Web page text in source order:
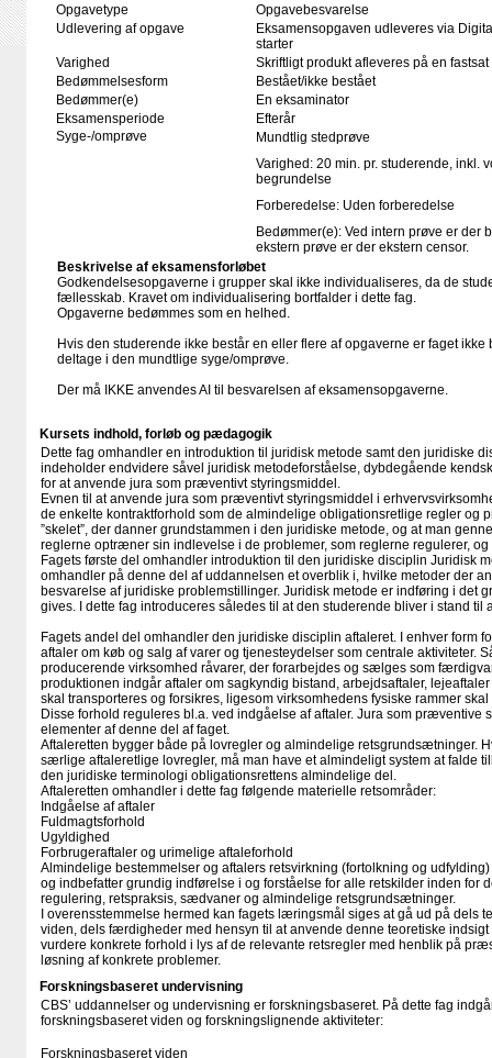
Opgavetype
Opgavebesvarelse
Udlevering af opgave
Eksamensopgaven udleveres via
starter
Varighed
Skriftligt produkt afleveres på en
Bedømmelsesform
Bestået/ikke bestået
Bedømmer(e)
En eksaminator
Eksamensperiode
Efterår
Syge-/omprøve
Mundtlig stedprøve
Varighed: 20 min. pr. studerende, inkl.
begrundelse
Forberedelse: Uden forberedelse
Bedømmer(e): Ved intern prøve er der
ekstern prøve er der ekstern censor.
Beskrivelse af eksamensforløbet
Godkendelsesopgaverne i grupper skal ikke individualiseres, da de
fællesskab. Kravet om individualisering bortfalder i dette fag.
Opgaverne bedømmes som en helhed.
Hvis den studerende ikke består en eller flere af opgaverne er faget ikke
deltage i den mundtlige syge/omprøve.
Der må IKKE anvendes AI til besvarelsen af eksamensopgaverne.
Kursets indhold, forløb og pædagogik
Dette fag omhandler en introduktion til juridisk metode samt den juridiske
indeholder endvidere såvel juridisk metodeforståelse, dybdegående
for at anvende jura som præventivt styringsmiddel.
Evnen til at anvende jura som præventivt styringsmiddel i
de enkelte kontraktforhold som de almindelige obligationsretlige regler og
”skelet”, der danner grundstammen i den juridiske metode, og at man
reglerne optræner sin indlevelse i de problemer, som reglerne regulerer,
Fagets første del omhandler introduktion til den juridiske disciplin Juridisk
omhandler på denne del af uddannelsen et overblik i, hvilke metoder der
besvarelse af juridiske problemstillinger. Juridisk metode er indføring i det
gives. I dette fag introduceres således til at den studerende bliver i stand til
Fagets andel del omhandler den juridiske disciplin aftaleret. I enhver form
aftaler om køb og salg af varer og tjenesteydelser som centrale aktiviteter.
producerende virksomhed råvarer, der forarbejdes og sælges som
produktionen indgår aftaler om sagkyndig bistand, arbejdsaftaler,
skal transporteres og forsikres, ligesom virksomhedens fysiske rammer
Disse forhold reguleres bl.a. ved indgåelse af aftaler. Jura som præventive
elementer af denne del af faget.
Aftaleretten bygger både på lovregler og almindelige retsgrundsætninger.
særlige aftaleretlige lovregler, må man have et almindeligt system at falde
den juridiske terminologi obligationsrettens almindelige del.
Aftaleretten omhandler i dette fag følgende materielle retsområder:
Indgåelse af aftaler
Fuldmagtsforhold
Ugyldighed
Forbrugeraftaler og urimelige aftaleforhold
Almindelige bestemmelser og aftalers retsvirkning (fortolkning og udfylding)
og indbefatter grundig indførelse i og forståelse for alle retskilder inden for
regulering, retspraksis, sædvaner og almindelige retsgrundsætninger.
I overensstemmelse hermed kan fagets læringsmål siges at gå ud på dels
viden, dels færdigheder med hensyn til at anvende denne teoretiske
vurdere konkrete forhold i lys af de relevante retsregler med henblik på
løsning af konkrete problemer.
Forskningsbaseret undervisning
CBS’ uddannelser og undervisning er forskningsbaseret. På dette fag
forskningsbaseret viden og forskningslignende aktiviteter:
Forskningsbaseret viden